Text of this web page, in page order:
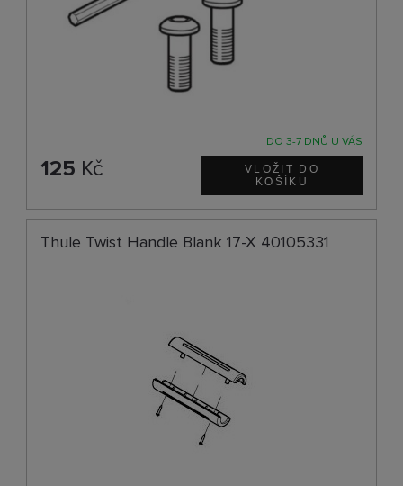
DO 3-7 DNŮ U VÁS
125 Kč
Thule Twist Handle Blank 17-X 40105331